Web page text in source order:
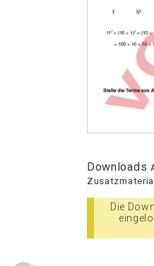
Downloads
Zusatzmaterial
Die